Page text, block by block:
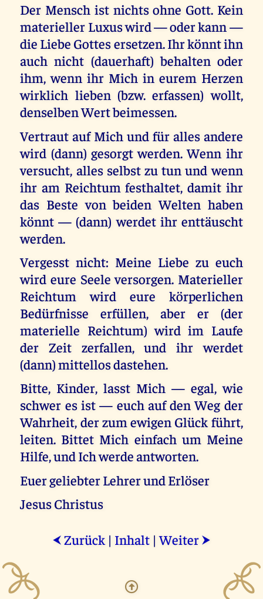
Der Mensch ist nichts ohne Gott. Kein
materieller Luxus wird — oder kann —
die Liebe Gottes ersetzen. Ihr könnt ihn
auch nicht (dauerhaft) behalten oder
ihm, wenn ihr Mich in eurem Herzen
wirklich lieben (bzw. erfassen) wollt,
denselben Wert beimessen.
Vertraut auf Mich und für alles andere
wird (dann) gesorgt werden. Wenn ihr
versucht, alles selbst zu tun und wenn
ihr am Reichtum festhaltet, damit ihr
das Beste von beiden Welten haben
könnt — (dann) werdet ihr enttäuscht
werden.
Vergesst nicht: Meine Liebe zu euch
wird eure Seele versorgen. Materieller
Reichtum wird eure körperlichen
Bedürfnisse erfüllen, aber er (der
materielle Reichtum) wird im Laufe
der Zeit zerfallen, und ihr werdet
(dann) mittellos dastehen.
Bitte, Kinder, lasst Mich — egal, wie
schwer es ist — euch auf den Weg der
Wahrheit, der zum ewigen Glück führt,
leiten. Bittet Mich einfach um Meine
Hilfe, und Ich werde antworten.
Euer geliebter Lehrer und Erlöser
Jesus Christus
⮜ Zurück | Inhalt |Weiter ⮞